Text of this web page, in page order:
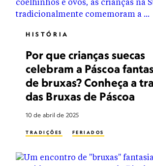
HISTÓRIA
Por que crianças suecas
celebram a Páscoa
de bruxas? Conheça a
das Bruxas de Páscoa
10 de abril de 2025
TRADIÇÕES FERIADOS